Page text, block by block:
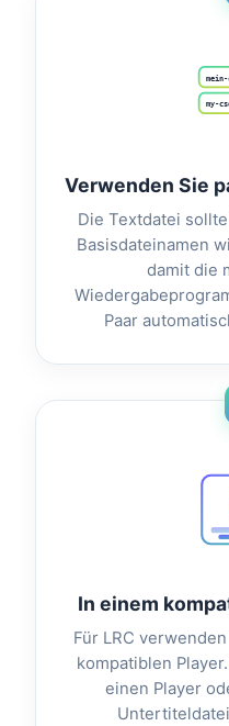
my-
Verwenden Sie
Die Textdatei
Basisdateinamen
damit die
Paar
In einem
Für LRC
kompatiblen
einen Player